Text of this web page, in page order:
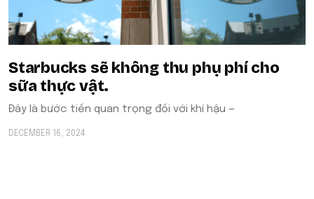
Starbucks sẽ không thu phụ phí cho
sữa thực vật.
Đây là bước tiến quan trọng đối với khí hậu —
DECEMBER 16, 2024